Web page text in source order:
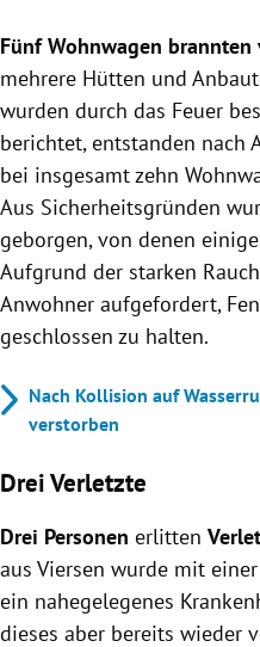
Fünf Wohnwagen
mehrere Hütten und
wurden durch das Feuer
berichtet, entstanden nach
bei insgesamt zehn
Aus Sicherheitsgründen
geborgen, von denen
Aufgrund der starken
Anwohner aufgefordert,
geschlossen zu halten.
Nach Kollision auf
verstorben
Drei Verletzte
Drei Personen erlitten
aus Viersen wurde mit einer
ein nahegelegenes
dieses aber bereits wieder